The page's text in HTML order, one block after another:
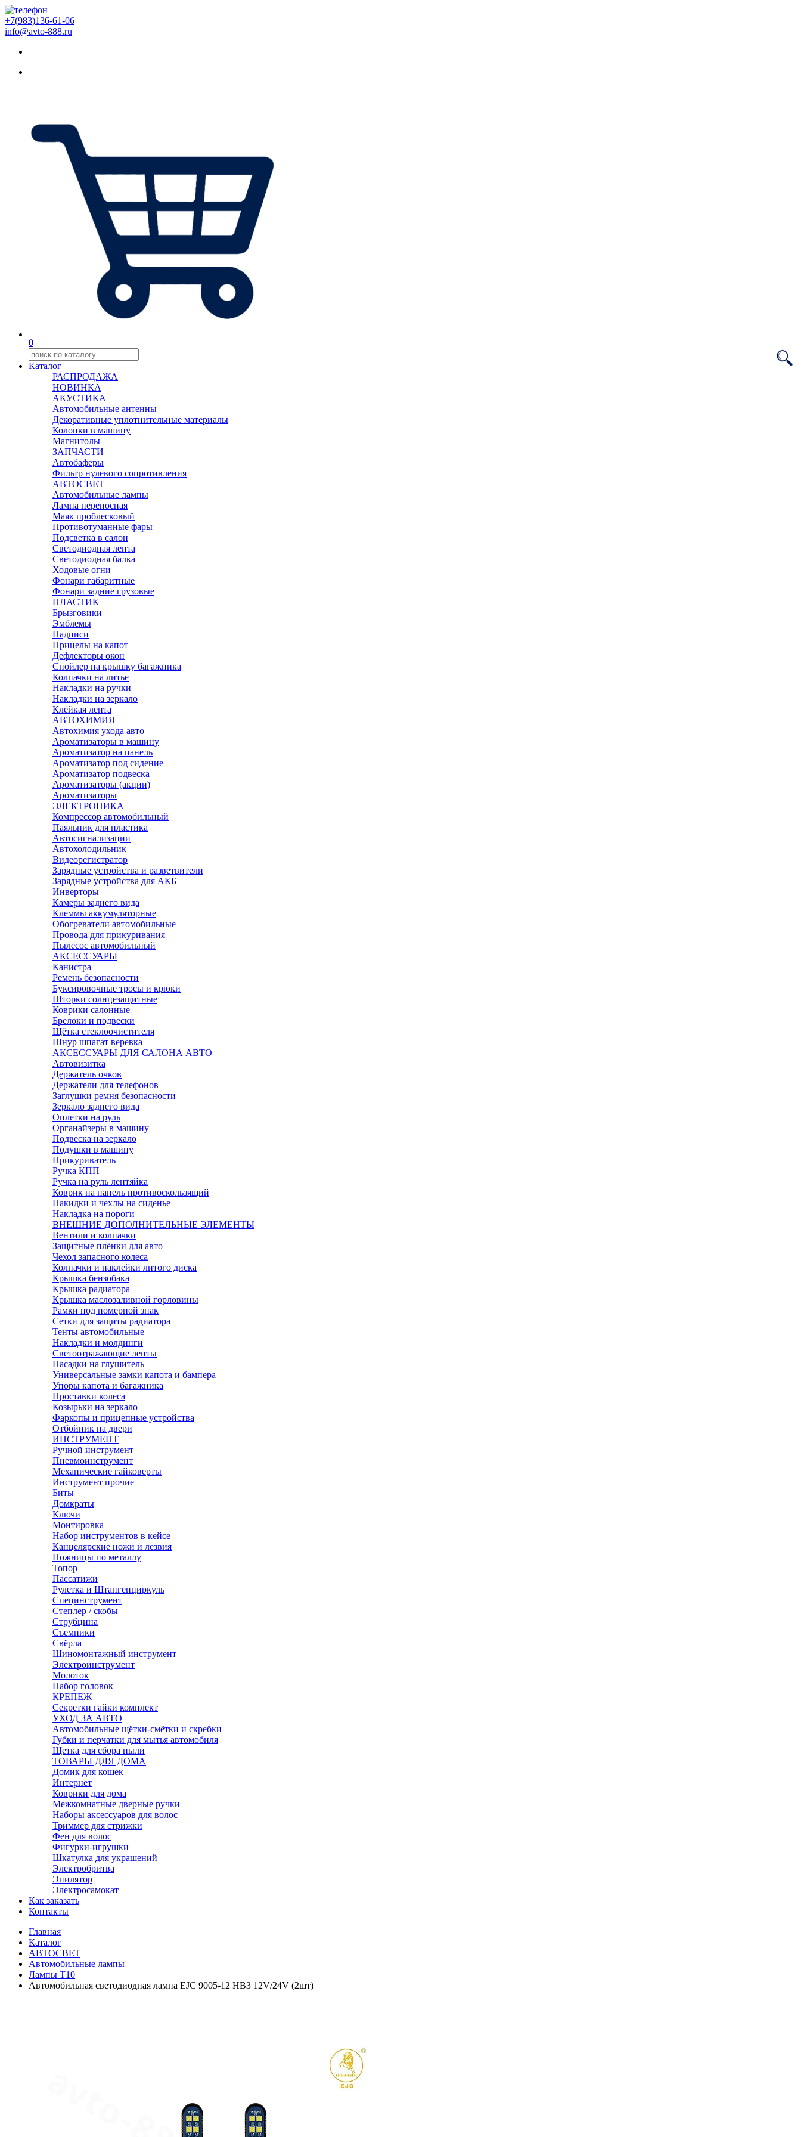
+7(983)136-61-06
info@avto-888.ru
0
Каталог
РАСПРОДАЖА
НОВИНКА
АКУСТИКА
Автомобильные антенны
Декоративные уплотнительные материалы
Колонки в машину
Магнитолы
ЗАПЧАСТИ
Автобаферы
Фильтр нулевого сопротивления
АВТОСВЕТ
Автомобильные лампы
Лампа переносная
Маяк проблесковый
Противотуманные фары
Подсветка в салон
Светодиодная лента
Светодиодная балка
Ходовые огни
Фонари габаритные
Фонари задние грузовые
ПЛАСТИК
Брызговики
Эмблемы
Надписи
Прицелы на капот
Дефлекторы окон
Спойлер на крышку багажника
Колпачки на литье
Накладки на ручки
Накладки на зеркало
Клейкая лента
АВТОХИМИЯ
Автохимия ухода авто
Ароматизаторы в машину
Ароматизатор на панель
Ароматизатор под сидение
Ароматизатор подвеска
Ароматизаторы (акции)
Ароматизаторы
ЭЛЕКТРОНИКА
Компрессор автомобильный
Паяльник для пластика
Автосигнализации
Автохолодильник
Видеорегистратор
Зарядные устройства и разветвители
Зарядные устройства для АКБ
Инверторы
Камеры заднего вида
Клеммы аккумуляторные
Обогреватели автомобильные
Провода для прикуривания
Пылесос автомобильный
АКСЕССУАРЫ
Канистра
Ремень безопасности
Буксировочные тросы и крюки
Шторки солнцезащитные
Коврики салонные
Брелоки и подвески
Щётка стеклоочистителя
Шнур шпагат веревка
АКСЕССУАРЫ ДЛЯ САЛОНА АВТО
Автовизитка
Держатель очков
Держатели для телефонов
Заглушки ремня безопасности
Зеркало заднего вида
Оплетки на руль
Органайзеры в машину
Подвеска на зеркало
Подушки в машину
Прикуриватель
Ручка КПП
Ручка на руль лентяйка
Коврик на панель противоскользящий
Накидки и чехлы на сиденье
Накладка на пороги
ВНЕШНИЕ ДОПОЛНИТЕЛЬНЫЕ ЭЛЕМЕНТЫ
Вентили и колпачки
Защитные плёнки для авто
Чехол запасного колеса
Колпачки и наклейки литого диска
Крышка бензобака
Крышка радиатора
Крышка маслозаливной горловины
Рамки под номерной знак
Сетки для защиты радиатора
Тенты автомобильные
Накладки и молдинги
Светоотражающие ленты
Насадки на глушитель
Универсальные замки капота и бампера
Упоры капота и багажника
Проставки колеса
Козырьки на зеркало
Фаркопы и прицепные устройства
Отбойник на двери
ИНСТРУМЕНТ
Ручной инструмент
Пневмоинструмент
Механические гайковерты
Инструмент прочиe
Биты
Домкраты
Ключи
Монтировка
Набор инструментов в кейсе
Канцелярские ножи и лезвия
Ножницы по металлу
Топор
Пассатижи
Рулетка и Штангенциркуль
Специнструмент
Степлер / скобы
Струбцина
Съемники
Свёрла
Шиномонтажный инструмент
Электроинструмент
Молоток
Набор головок
КРЕПЕЖ
Секретки гайки комплект
УХОД ЗА АВТО
Автомобильные щётки-смётки и скребки
Губки и перчатки для мытья автомобиля
Щетка для сбора пыли
ТОВАРЫ ДЛЯ ДОМА
Домик для кошек
Интернет
Коврики для дома
Межкомнатные дверные ручки
Наборы аксессуаров для волос
Триммер для стрижки
Фен для волос
Фигурки-игрушки
Шкатулка для украшений
Электробритва
Эпилятор
Электросамокат
Как заказать
Контакты
Главная
Каталог
АВТОСВЕТ
Автомобильные лампы
Лампы Т10
Автомобильная светодиодная лампа EJC 9005-12 HB3 12V/24V (2шт)